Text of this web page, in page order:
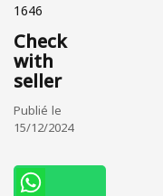
1646
Check
with
seller
Publié le
15/12/2024